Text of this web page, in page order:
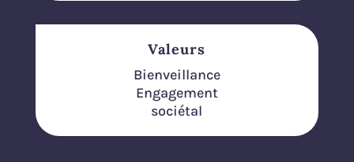
Valeurs
Bienveillance
Engagement
sociétal